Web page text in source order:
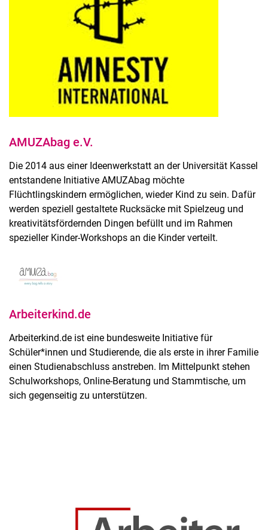
AMUZAbag e.V.
Die 2014 aus einer Ideenwerkstatt an der Universität Kassel
entstandene Initiative AMUZAbag möchte
Flüchtlingskindern ermöglichen, wieder Kind zu sein. Dafür
werden speziell gestaltete Rucksäcke mit Spielzeug und
kreativitätsfördernden Dingen befüllt und im Rahmen
spezieller Kinder-Workshops an die Kinder verteilt.
Arbeiterkind.de
Arbeiterkind.de ist eine bundesweite Initiative für
Schüler*innen und Studierende, die als erste in ihrer Familie
einen Studienabschluss anstreben. Im Mittelpunkt stehen
Schulworkshops, Online-Beratung und Stammtische, um
sich gegenseitig zu unterstützen.